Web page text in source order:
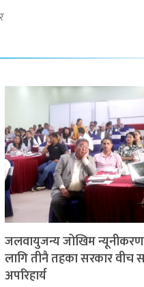
जलवायुजन्य जोखिम
लागि तीनै तहका सरकार वीच
अपरिहार्य